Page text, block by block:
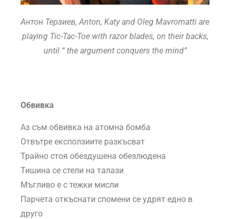
Антон Терзиев, Anton, Katy and Oleg Mavromatti are
playing Tic-Tac-Toe with razor blades, on their backs,
until “ the argument conquers the mind”
Обвивка
Аз съм обвивка на атомна бомба
Отвътре ексползиите разкъсват
Трайно стоя обездушена обезлюдена
Тишина се стели на талази
Мъгливо е с тежки мисли
Парчета откъснати спомени се удрят едно в
друго